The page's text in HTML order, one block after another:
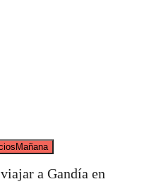
Mañana
a Gandía en